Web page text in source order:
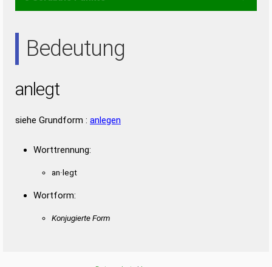
Bedeutung
anlegt
siehe Grundform : anlegen
Worttrennung:
an·legt
Wortform:
Konjugierte Form